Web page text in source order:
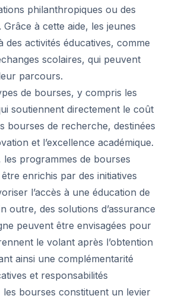
philanthropiques ou des
à cette aide, les jeunes
des activités éducatives, comme
scolaires, qui peuvent
parcours.
de bourses, y compris les
soutiennent directement le coût
bourses de recherche, destinées
et l’excellence académique.
les programmes de bourses
enrichis par des initiatives
l’accès à une éducation de
outre, des solutions d’assurance
peuvent être envisagées pour
le volant après l’obtention
ainsi une complémentarité
et responsabilités
les bourses constituent un levier